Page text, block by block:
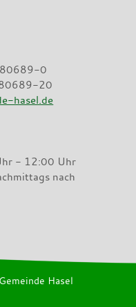
80689-0
20
hasel.de
- 12:00 Uhr
nach
Hasel